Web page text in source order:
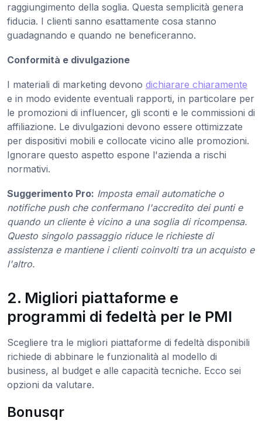
raggiungimento della soglia. Questa semplicità genera
fiducia. I clienti sanno esattamente cosa stanno
guadagnando e quando ne beneficeranno.
Conformità e divulgazione
I materiali di marketing devono dichiarare chiaramente
e in modo evidente eventuali rapporti, in particolare per
le promozioni di influencer, gli sconti e le commissioni di
affiliazione. Le divulgazioni devono essere ottimizzate
per dispositivi mobili e collocate vicino alle promozioni.
Ignorare questo aspetto espone l'azienda a rischi
normativi.
Suggerimento Pro: Imposta email automatiche o
notifiche push che confermano l'accredito dei punti e
quando un cliente è vicino a una soglia di ricompensa.
Questo singolo passaggio riduce le richieste di
assistenza e mantiene i clienti coinvolti tra un acquisto e
l'altro.
2. Migliori piattaforme e
programmi di fedeltà per le PMI
Scegliere tra le migliori piattaforme di fedeltà disponibili
richiede di abbinare le funzionalità al modello di
business, al budget e alle capacità tecniche. Ecco sei
opzioni da valutare.
Bonusqr